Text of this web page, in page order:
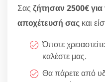
Σας ζήτησαν 2500€
αποχέτευσή σας και
Όποτε χρειαστείτε
καλέστε μας.
Θα πάρετε από